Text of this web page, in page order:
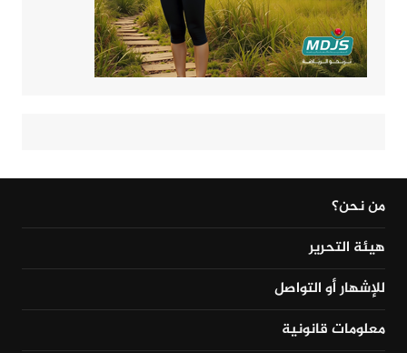
من نحن؟
هيئة التحرير
للإشهار أو التواصل
معلومات قانونية